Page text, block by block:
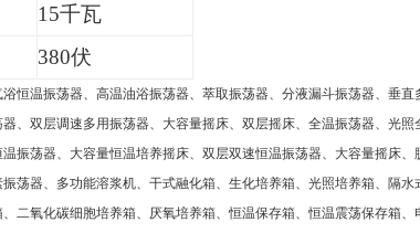
15千瓦
380伏
恒温振荡器、高温油浴振荡器、萃取振荡器、分液漏斗振荡器、垂直
、双层调速多用振荡器、大容量摇床、双层摇床、全温振荡器、光照
振荡器、大容量恒温培养摇床、双层双速恒温振荡器、大容量摇床、
荡器、多功能溶浆机、干式融化箱、生化培养箱、光照培养箱、隔水
氧化碳细胞培养箱、厌氧培养箱、恒温保存箱、恒温震荡保存箱、